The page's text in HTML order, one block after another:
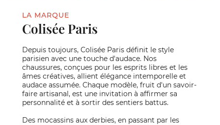
LA MARQUE
Colisée Paris
Depuis toujours, Colisée Paris définit le style
parisien avec une touche d'audace. Nos
chaussures, conçues pour les esprits libres et les
âmes créatives, allient élégance intemporelle et
audace assumée. Chaque modèle, fruit d'un savoir-
faire artisanal, est une invitation à affirmer sa
personnalité et à sortir des sentiers battus.
Des mocassins aux derbies, en passant par les